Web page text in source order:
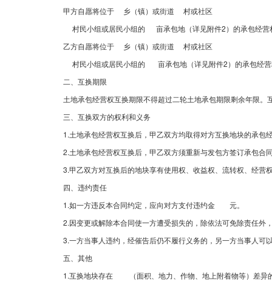
甲方自愿将位于 乡（镇）或街道 村或社区
村民小组或居民小组的 亩承包地（详见附件2）的承包经
乙方自愿将位于 乡（镇）或街道 村或社区
村民小组或居民小组的 亩承包地（详见附件2）的承包经
二、互换期限
土地承包经营权互换期限不得超过二轮土地承包期限剩余年
三、互换双方的权利和义务
1.土地承包经营权互换后，甲乙双方均取得对方互换地块的承包
2.土地承包经营权互换后，甲乙双方须重新与发包方签订承包合
3.甲乙双方对互换后的地块享有使用权、收益权、流转权、经营
四、违约责任
1.如一方违反本合同约定，应向对方支付违约金 元。
2.因变更或解除本合同使一方遭受损失的，除依法可免除责任外
3.一方当事人违约，经催告后仍不履行义务的，另一方当事人可
五、其他
1.互换地块存在 （面积、地力、作物、地上附着物等）差